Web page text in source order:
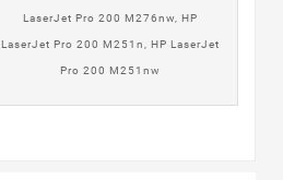
LaserJet Pro 200 M276nw HP
LaserJet Pro 200 M251n HP LaserJet
Pro 200 M251nw